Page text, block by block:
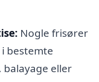
Nogle frisører
bestemte
balayage eller